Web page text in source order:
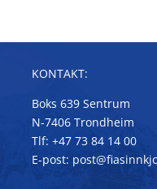
KONTAKT:
Boks 639 Sentrum
N-7406 Trondheim
Tlf: +47 73 84 14 00
E-post: